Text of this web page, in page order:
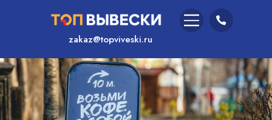
zakaz@topviveski.ru